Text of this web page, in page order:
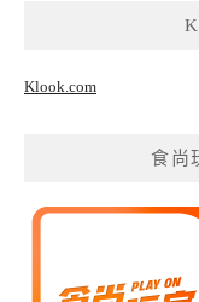
Klook.com
食尚